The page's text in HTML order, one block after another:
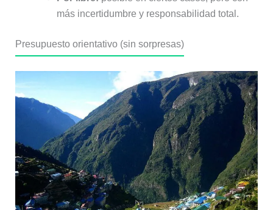
más incertidumbre y responsabilidad total.
Presupuesto orientativo (sin sorpresas)